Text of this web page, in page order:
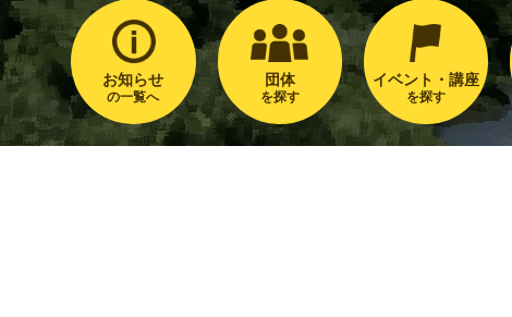
お知らせ
の一覧へ
団体
を探す
イベント・講座
を探す